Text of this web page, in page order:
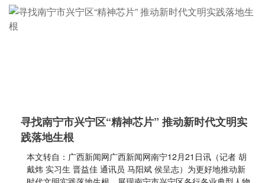
寻找南宁市兴宁区“精神芯片” 推动新时代文明实
践落地生根
本文转自：广西新闻网广西新闻网南宁12月21日讯（记者 胡
戴炜 实习生 晋益佳 通讯员 马阳斌 侯呈志）为更好地推动新